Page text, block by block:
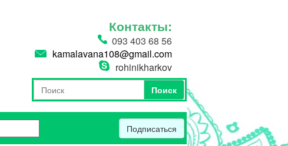
Контакты:
093 403 68 56
kamalavana108@gmail.com
rohinikharkov
Форма поиска
Поиск
Поиск
Подписаться